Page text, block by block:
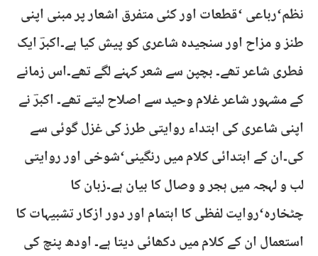
نظم‘رباعی ‘قطعات اور کئی متفرق اشعار پر مبنی اپنی
طنز و مزاح اور سنجیدہ شاعری کو پیش کیا ہے۔اکبرؔ ایک
فطری شاعر تھے۔ بچپن سے شعر کہنے لگے تھے۔اس زمانے
کے مشہور شاعر غلام وحید سے اصلاح لیتے تھے۔ اکبرؔ نے
اپنی شاعری کی ابتداء روایتی طرز کی غزل گوئی سے
کی۔ان کے ابتدائی کلام میں رنگینی‘شوخی اور روایتی
لب و لہجہ میں ہجر و وصال کا بیان ہے۔زبان کا
چٹخارہ‘روایت لفظی کا اہتمام اور دور ازکار تشبیہات کا
استعمال ان کے کلام میں دکھائی دیتا ہے۔ اودھ پنچ کی